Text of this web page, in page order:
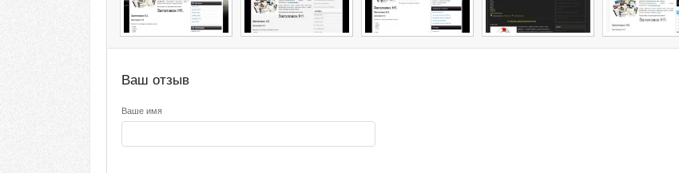
Ваш отзыв
Ваше имя